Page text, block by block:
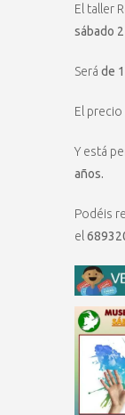
El taller
sábado
Será de
El precio
Y está
años.
Podéis
el